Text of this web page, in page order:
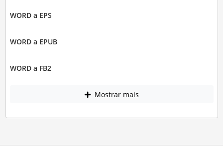
WORD a EPS
WORD a EPUB
WORD a FB2
Mostrar mais